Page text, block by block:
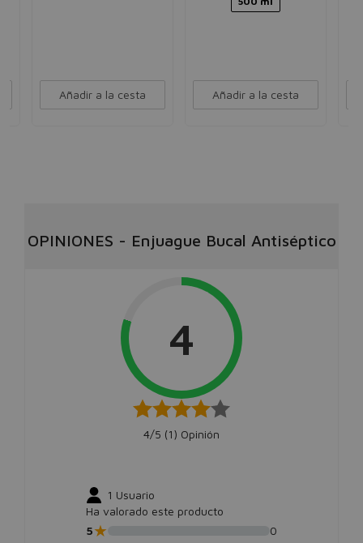
Añadir a la cesta Añadir a la cesta
OPINIONES - Enjuague Bucal Antiséptico
4
4/5 (1) Opinión
1 Usuario
Ha valorado este producto
5★
0